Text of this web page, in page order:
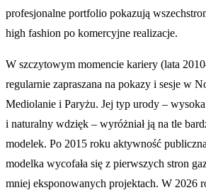
profesjonalne portfolio pokazują
high fashion po komercyjne realizacje.
W szczytowym momencie kariery (lata
regularnie zapraszana na pokazy i sesje w
Mediolanie i Paryżu. Jej typ urody –
i naturalny wdzięk – wyróżniał ją na tle
modelek. Po 2015 roku aktywność
modelka wycofała się z pierwszych stron
mniej eksponowanych projektach. W 2026